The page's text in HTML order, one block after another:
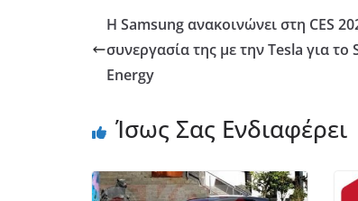
Η Samsung ανακοινώνει στη CES
συνεργασία της με την Tesla για το
Energy
Ίσως Σας Ενδιαφέρει